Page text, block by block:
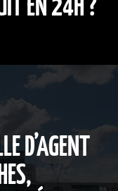
EN 24H ?
D’AGENT